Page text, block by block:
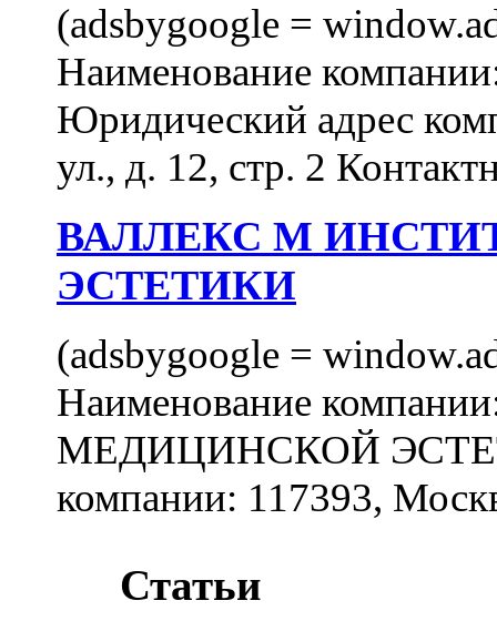
(adsbygoogle =
Наименование
Юридический адрес
ул., д. 12, стр. 2
ВАЛЛЕКС М
ЭСТЕТИКИ
(adsbygoogle =
Наименование
МЕДИЦИНСКОЙ
компании: 117393,
Статьи